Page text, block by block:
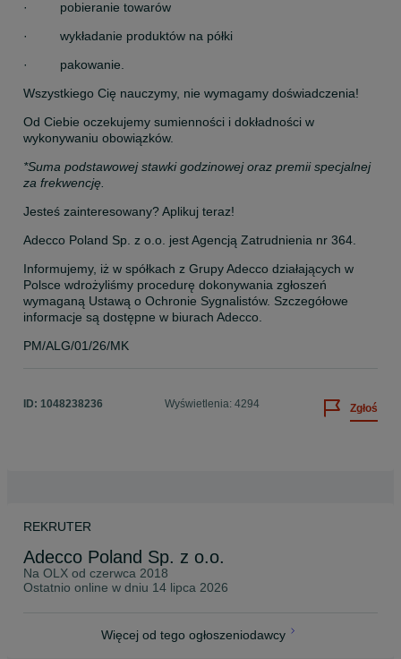
·         pobieranie towarów
·         wykładanie produktów na półki
·         pakowanie.
Wszystkiego Cię nauczymy, nie wymagamy doświadczenia!
Od Ciebie oczekujemy sumienności i dokładności w
wykonywaniu obowiązków.
*Suma podstawowej stawki godzinowej oraz premii specjalnej
za frekwencję.
Jesteś zainteresowany? Aplikuj teraz!
Adecco Poland Sp. z o.o. jest Agencją Zatrudnienia nr 364.
Informujemy, iż w spółkach z Grupy Adecco działających w
Polsce wdrożyliśmy procedurę dokonywania zgłoszeń
wymaganą Ustawą o Ochronie Sygnalistów. Szczegółowe
informacje są dostępne w biurach Adecco.
PM/ALG/01/26/MK
ID: 1048238236 Wyświetlenia: 4294 Zgłoś
REKRUTER
Adecco Poland Sp. z o.o.
Na OLX od czerwca 2018
Ostatnio online w dniu 14 lipca 2026
Więcej od tego ogłoszeniodawcy